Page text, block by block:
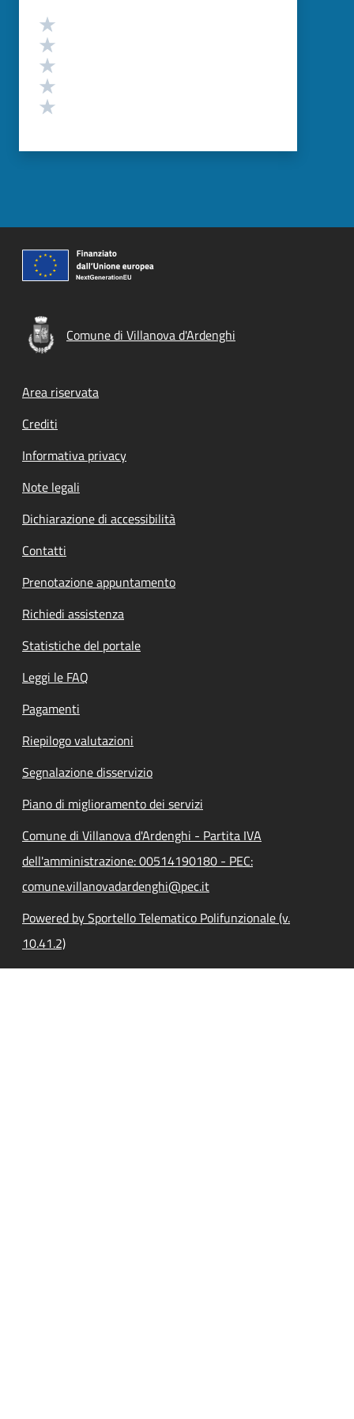
Valutazione
Comune di Villanova d'Ardenghi
Footer menu
Area riservata
Crediti
Informativa privacy
Note legali
Dichiarazione di accessibilità
Contatti
Prenotazione appuntamento
Richiedi assistenza
Statistiche del portale
Leggi le FAQ
Pagamenti
Riepilogo valutazioni
Segnalazione disservizio
Piano di miglioramento dei servizi
Comune di Villanova d'Ardenghi - Partita IVA
dell'amministrazione: 00514190180 - PEC:
comune.villanovadardenghi@pec.it
Powered by Sportello Telematico Polifunzionale (v.
10.41.2)